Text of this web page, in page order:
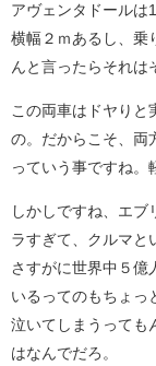
アヴェンタドールは
横幅２ｍあるし、乗
んと言ったらそれは
この両車はドヤりと
の。だからこそ、両
っていう事ですね。
しかしですね、エ
ラすぎて、クルマと
さすがに世界中５億
いるってのもちょっ
泣いてしまうって
はなんでだろ。